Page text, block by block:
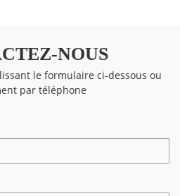
NOUS
le formulaire ci-dessous ou
par téléphone